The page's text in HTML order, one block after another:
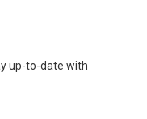
up-to-date with